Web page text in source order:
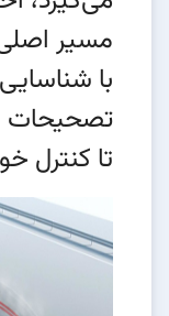
با
تصحیحات
تا کنترل